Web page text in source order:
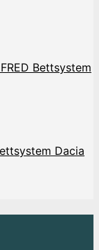
FRED Bettsystem
Dacia